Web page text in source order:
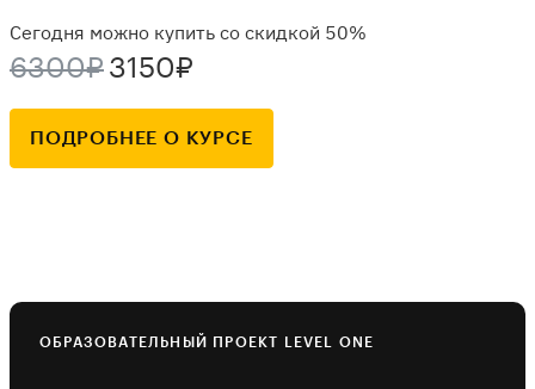
Сегодня можно купить со скидкой 50%
6300₽ 3150₽
ПОДРОБНЕЕ О КУРСЕ
ОБРАЗОВАТЕЛЬНЫЙ ПРОЕКТ LEVEL ONE